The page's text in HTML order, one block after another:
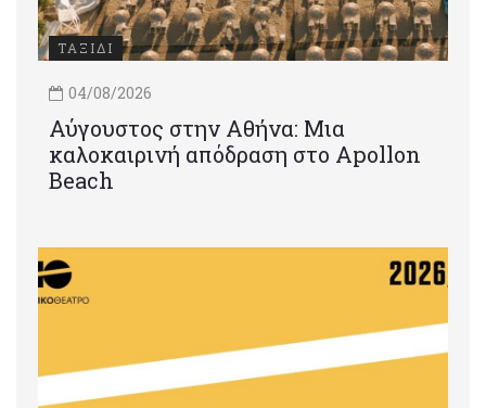
ΤΑΞΙΔΙ
04/08/2026
Αύγουστος στην Αθήνα: Μια
καλοκαιρινή απόδραση στο Apollon
Beach